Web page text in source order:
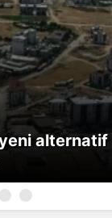
yeni alternatif